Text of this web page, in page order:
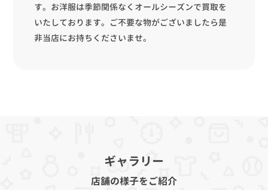
す。お洋服は季節関係なくオールシーズンで買取を
いたしております。ご不要な物がございましたら是
非当店にお持ちくださいませ。
ギャラリー
店舗の様子をご紹介